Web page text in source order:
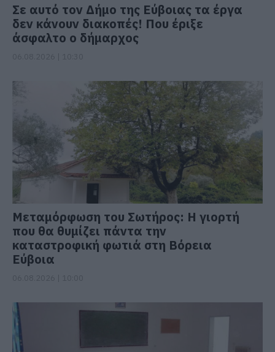
Σε αυτό τον Δήμο της Εύβοιας τα έργα
δεν κάνουν διακοπές! Που έριξε
άσφαλτο ο δήμαρχος
Μεταμόρφωση του Σωτήρος: Η γιορτή
που θα θυμίζει πάντα την
καταστροφική φωτιά στη Βόρεια
Εύβοια